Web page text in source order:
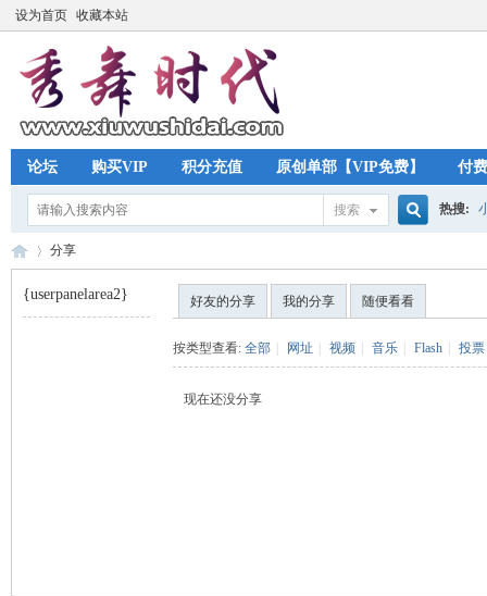
设为首页 收藏本站
论坛 购买VIP 积分充值 原创单部【VIP免费】 付
搜索 热搜:
分享
{userpanelarea2} 好友的分享 我的分享 随便看看
按类型查看: 全部 网址 视频 音乐 Flash 投票
现在还没分享